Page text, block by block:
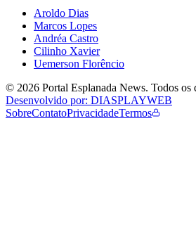
Aroldo Dias
Marcos Lopes
Andréa Castro
Cilinho Xavier
Uemerson Florêncio
© 2026 Portal Esplanada News. Todos os
Desenvolvido por: DIASPLAYWEB
SobreContatoPrivacidadeTermos